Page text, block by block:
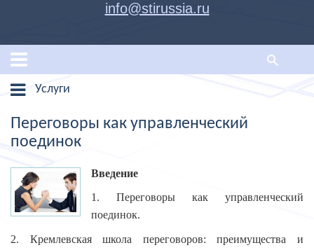
info@stirussia.ru
Услуги
Переговоры как управленческий
поединок
Введение
1. Переговоры как управленческий
поединок.
2. Кремлевская школа переговоров: преимущества и